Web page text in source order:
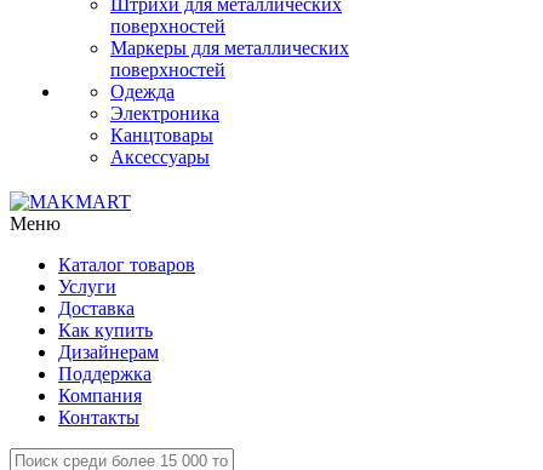
Штрихи для металлических
поверхностей
Маркеры для металлических
поверхностей
Одежда
Электроника
Канцтовары
Аксессуары
Меню
Каталог товаров
Услуги
Доставка
Как купить
Дизайнерам
Поддержка
Компания
Контакты